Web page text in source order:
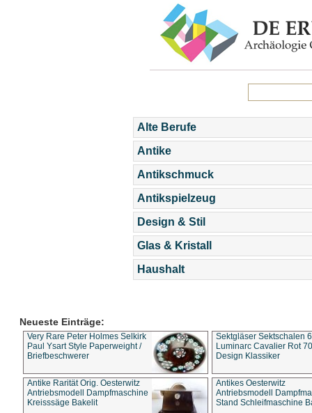
Alte Berufe
Antike
Antikschmuck
Antikspielzeug
Design & Stil
Glas & Kristall
Haushalt
Neueste Einträge:
Very Rare Peter Holmes Selkirk
Paul Ysart Style Paperweight /
Briefbeschwerer
Sektgläser Sektschalen
Luminarc Cavalier Rot
Design Klassiker
Antike Rarität Orig. Oesterwitz
Antriebsmodell Dampfmaschine
Kreisssäge Bakelit
Antikes Oesterwitz
Antriebsmodell
Stand Schleifmaschine